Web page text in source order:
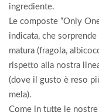
ingrediente.
Le composte “Only
indicata, che
matura (fragola,
rispetto alla nostra
(dove il gusto è reso
mela).
Come in tutte le